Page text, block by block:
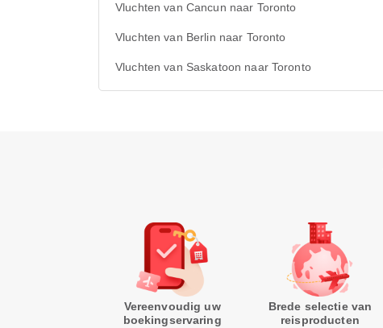
Vluchten van Cancun naar Toronto
Vluchten van Berlin naar Toronto
Vluchten van Saskatoon naar Toronto
Vereenvoudig uw
boekingservaring
Brede selectie van
reisproducten